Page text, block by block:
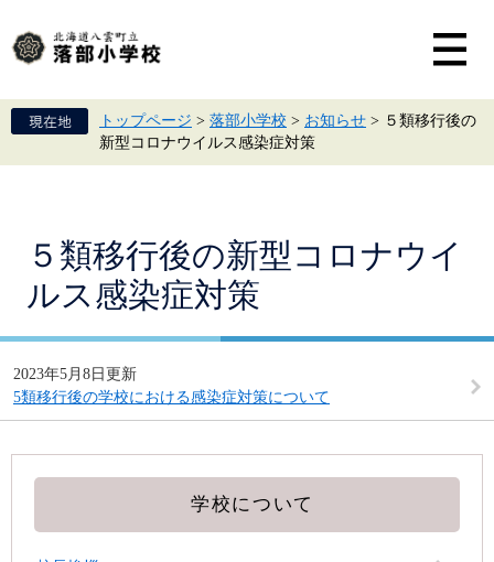
ジ
頭
で
ュ
飛
ば
て
トップページ > 落部小学校 > お知らせ > ５類移行後の
新型コロナウイルス感染症対策
５類移行後の新型コロナウイ
ルス感染症対策
2023年5月8日更新
5類移行後の学校における感染症対策について
学校について